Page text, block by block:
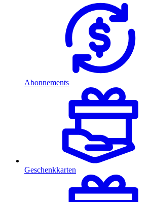
Abonnements
Geschenkkarten